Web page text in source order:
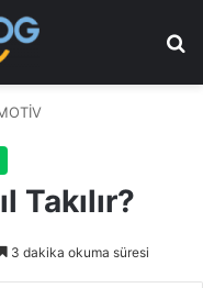
Takılır?
3 dakika okuma süresi